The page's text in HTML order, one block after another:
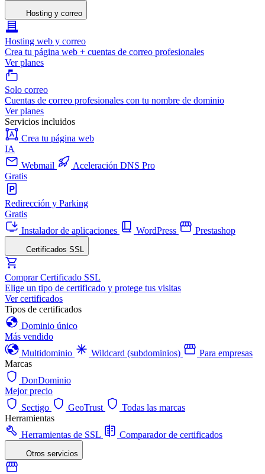
Hosting y correo
Hosting web y correo
Crea tu página web + cuentas de correo profesionales
Ver planes
Solo correo
Cuentas de correo profesionales con tu nombre de dominio
Ver planes
Servicios incluidos
Crea tu página web
IA
Webmail
Aceleración DNS Pro
Gratis
Redirección y Parking
Gratis
Instalador de aplicaciones
WordPress Prestashop
Certificados SSL
Comprar Certificado SSL
Elige un tipo de certificado y protege tus visitas
Ver certificados
Tipos de certificados
Dominio único
Más vendido
Multidominio
Wildcard (subdominios)
Para empresas
Marcas
DonDominio
Mejor precio
Sectigo
GeoTrust
Todas las marcas
Herramientas
Herramientas de SSL
Comparador de certificados
Otros servicios